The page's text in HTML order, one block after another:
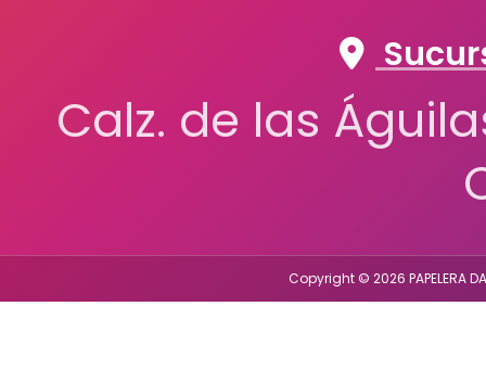
Calz. de las
Copyright © 2026 PAPELERA